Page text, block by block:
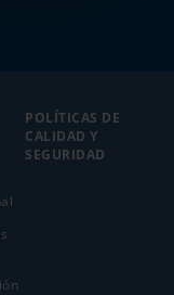
POLÍTICAS DE
CALIDAD Y
SEGURIDAD